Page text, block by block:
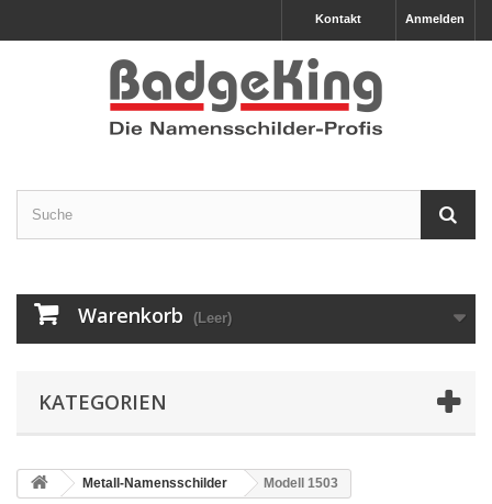
Anmelden
Kontakt
Warenkorb (Leer)
KATEGORIEN
Metall-Namensschilder Modell 1503